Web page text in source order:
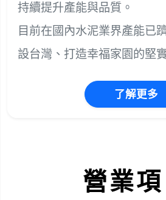
持續提升產能與品質。
目前在國內水泥業界產能已
設台灣、打造幸福家園的堅
了解更多
營業項